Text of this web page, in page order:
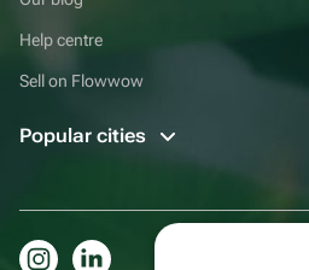
Help centre
Sell on Flowwow
Popular cities